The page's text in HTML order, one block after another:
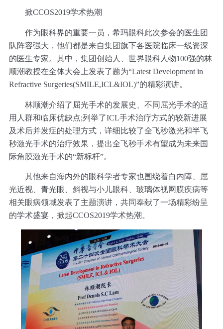
掀CCOS2019学术热潮
作为眼科界的重要一员，希玛眼科此次参会的医生团
队阵容强大，他们都是来自集团旗下各医院临床一线资深
的医生专家。其中，集团创始人、世界眼科人物100强的林
顺潮教授在全体大会上发表了题为“Latest Development in
Refractive Surgeries(SMILE,ICL&IOL)”的精彩演讲。
林顺潮介绍了屈光手术的发展史、不同屈光手术的适
用人群和临床优缺点;列举了ICL手术治疗方式的较新进展
及术后并发症的处理方式，详细比较了全飞秒激光和半飞
秒激光手术的治疗效果，提出全飞秒手术有望成为未来国
际角膜激光手术的“新标杆”。
其他来自海内外的眼科学者专家也围绕着白内障、屈
光近视、青光眼、斜视与小儿眼科、玻璃体视网膜疾病等
相关眼病领域发表了主题演讲，共同奉献了一场精彩纷呈
的学术盛宴，掀起CCOS2019学术热潮。